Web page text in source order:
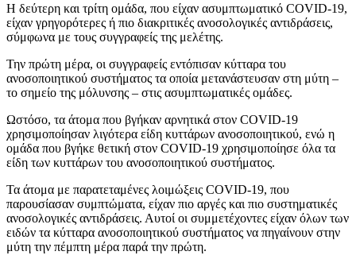
Η δεύτερη και τρίτη ομάδα, που είχαν ασυμπτωματικό COVID-19,
είχαν γρηγορότερες ή πιο διακριτικές ανοσολογικές αντιδράσεις,
σύμφωνα με τους συγγραφείς της μελέτης.
Την πρώτη μέρα, οι συγγραφείς εντόπισαν κύτταρα του
ανοσοποιητικού συστήματος τα οποία μετανάστευσαν στη μύτη –
το σημείο της μόλυνσης – στις ασυμπτωματικές ομάδες.
Ωστόσο, τα άτομα που βγήκαν αρνητικά στον COVID-19
χρησιμοποίησαν λιγότερα είδη κυττάρων ανοσοποιητικού, ενώ η
ομάδα που βγήκε θετική στον COVID-19 χρησιμοποίησε όλα τα
είδη των κυττάρων του ανοσοποιητικού συστήματος.
Τα άτομα με παρατεταμένες λοιμώξεις COVID-19, που
παρουσίασαν συμπτώματα, είχαν πιο αργές και πιο συστηματικές
ανοσολογικές αντιδράσεις. Αυτοί οι συμμετέχοντες είχαν όλων των
ειδών τα κύτταρα ανοσοποιητικού συστήματος να πηγαίνουν στην
μύτη την πέμπτη μέρα παρά την πρώτη.